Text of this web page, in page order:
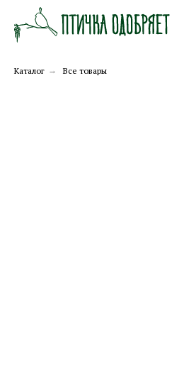
Каталог → Все товары